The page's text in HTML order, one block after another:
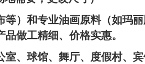
等）和专业油画原料（如玛
做工精细、价格实惠。
室、球馆、舞厅、度假村、